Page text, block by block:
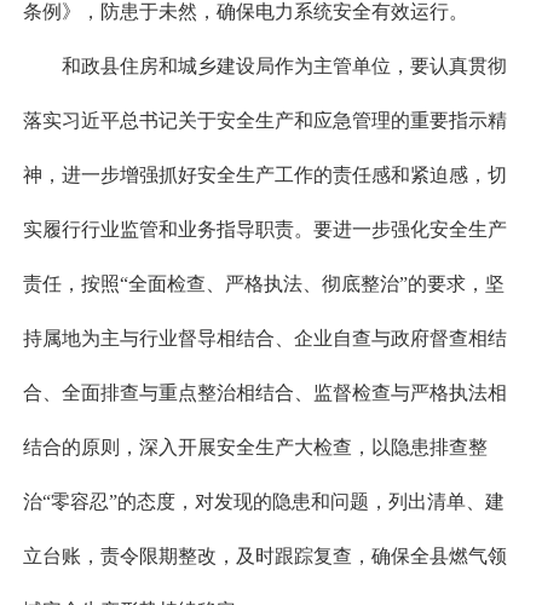
条例》，防患于未然，确保电力系统安全有效运行。
和政县住房和城乡建设局作为主管单位，要认真贯彻
落实习近平总书记关于安全生产和应急管理的重要指示精
神，进一步增强抓好安全生产工作的责任感和紧迫感，切
实履行行业监管和业务指导职责。要进一步强化安全生产
责任，按照“全面检查、严格执法、彻底整治”的要求，坚
持属地为主与行业督导相结合、企业自查与政府督查相结
合、全面排查与重点整治相结合、监督检查与严格执法相
结合的原则，深入开展安全生产大检查，以隐患排查整
治“零容忍”的态度，对发现的隐患和问题，列出清单、建
立台账，责令限期整改，及时跟踪复查，确保全县燃气领